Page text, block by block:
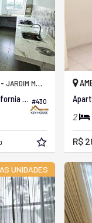
#430
JARDIM MOLLON
2
R$
UNIDADES